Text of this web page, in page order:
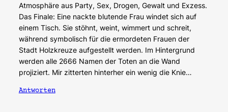
Atmosphäre aus Party, Sex, Drogen, Gewalt und Exzess.
Das Finale: Eine nackte blutende Frau windet sich auf
einem Tisch. Sie stöhnt, weint, wimmert und schreit,
während symbolisch für die ermordeten Frauen der
Stadt Holzkreuze aufgestellt werden. Im Hintergrund
werden alle 2666 Namen der Toten an die Wand
projiziert. Mir zitterten hinterher ein wenig die Knie…
Antworten